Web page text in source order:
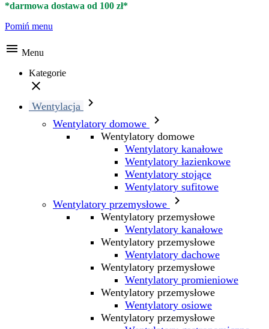
*darmowa dostawa od 100 zł*
Pomiń menu
 Menu
Kategorie

Wentylacja 
Wentylatory domowe 
Wentylatory domowe
Wentylatory kanałowe
Wentylatory łazienkowe
Wentylatory stojące
Wentylatory sufitowe
Wentylatory przemysłowe

Wentylatory przemysłowe
Wentylatory kanałowe
Wentylatory przemysłowe
Wentylatory dachowe
Wentylatory przemysłowe
Wentylatory promieniowe
Wentylatory przemysłowe
Wentylatory osiowe
Wentylatory przemysłowe